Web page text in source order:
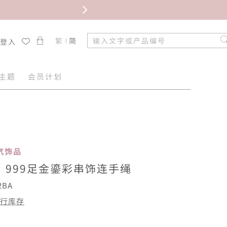
入 繁 简
题 会员计划
品
足金鎏彩串饰连手绳
库存